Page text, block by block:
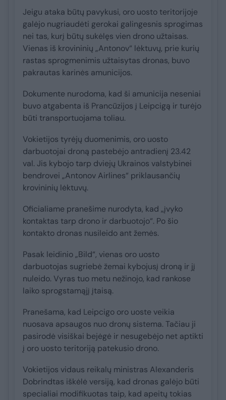
Jeigu ataka būtų pavykusi, oro uosto teritorijoje
galėjo nugriaudėti gerokai galingesnis sprogimas
nei tas, kurį būtų sukėlęs vien drono užtaisas.
Vienas iš krovininių „Antonov“ lėktuvų, prie kurių
rastas sprogmenimis užtaisytas dronas, buvo
pakrautas karinės amunicijos.
Dokumente nurodoma, kad ši amunicija neseniai
buvo atgabenta iš Prancūzijos į Leipcigą ir turėjo
būti transportuojama toliau.
Vokietijos tyrėjų duomenimis, oro uosto
darbuotojai droną pastebėjo antradienį 23.42
val. Jis kybojo tarp dviejų Ukrainos valstybinei
bendrovei „Antonov Airlines“ priklausančių
krovininių lėktuvų.
Oficialiame pranešime nurodyta, kad „įvyko
kontaktas tarp drono ir darbuotojo“. Po šio
kontakto dronas nusileido ant žemės.
Pasak leidinio „Bild“, vienas oro uosto
darbuotojas sugriebė žemai kybojusį droną ir jį
nuleido. Vyras tuo metu nežinojo, kad rankose
laiko sprogstamąjį įtaisą.
Pranešama, kad Leipcigo oro uoste veikia
nuosava apsaugos nuo dronų sistema. Tačiau ji
pasirodė visiškai bejėgė ir nesugebėjo net aptikti
į oro uosto teritoriją patekusio drono.
Vokietijos vidaus reikalų ministras Alexanderis
Dobrindtas iškėlė versiją, kad dronas galėjo būti
specialiai modifikuotas taip, kad apeitų tokias